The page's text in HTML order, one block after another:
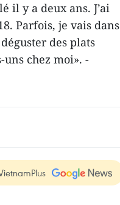
il y a deux ans. J’ai
Parfois, je vais dans
des plats
uns chez moi». -